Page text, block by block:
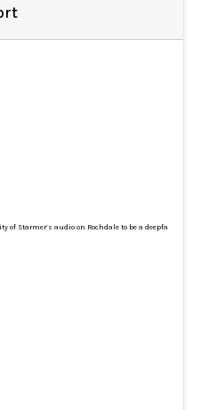
Starmer’s audio on Rochdale to be a deepfake